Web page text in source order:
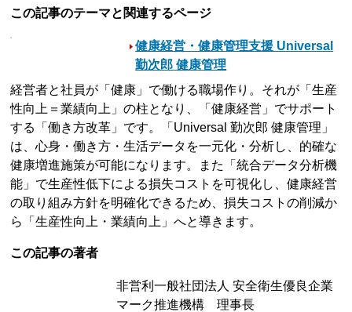
この記事のテーマと関連するページ
健康経営・健康管理支援 Universal
勤次郎 健康管理
経営者と社員が「健康」で働ける職場作り。それが「生産
性向上＝業績向上」の柱となり、「健康経営」でサポート
する「働き方改革」です。「Universal 勤次郎 健康管理」
は、心身・働き方・生活データを一元化・分析し、的確な
健康増進施策が可能になります。また「統合データ分析機
能」で生産性低下による損失コストを可視化し、健康経営
の取り組み方針を明確化できるため、損失コストの削減か
ら「生産性向上・業績向上」へと導きます。
この記事の著者
非営利一般社団法人 安全衛生優良企業
マーク推進機構 理事長